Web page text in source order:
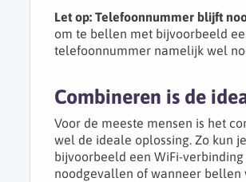
Let op: Telefoonnummer blijft
om te bellen met bijvoorbeeld
telefoonnummer namelijk wel
Combineren is de
Voor de meeste mensen is het
wel de ideale oplossing. Zo kun
bijvoorbeeld een WiFi-
noodgevallen of wanneer bellen